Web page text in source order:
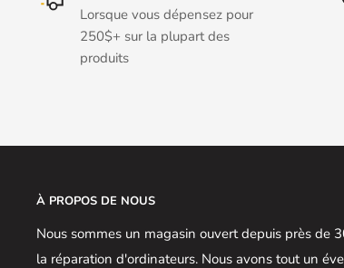
Lorsque vous dépensez pour
250$+ sur la plupart des
produits
À PROPOS DE NOUS
Nous sommes un magasin ouvert depuis près de
la réparation d'ordinateurs. Nous avons tout un